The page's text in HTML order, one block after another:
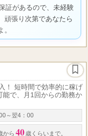
証があるので、未経験
頑張り次第であなたら
！ 短時間で効率的に稼げ
能で、月1回からの勤務か
～翌4：00
から 40 歳くらいまで。